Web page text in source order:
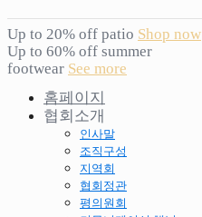
Up to 20% off patio Shop now
Up to 60% off summer
footwear See more
홈페이지
협회소개
인사말
조직구성
지역회
협회정관
평의원회